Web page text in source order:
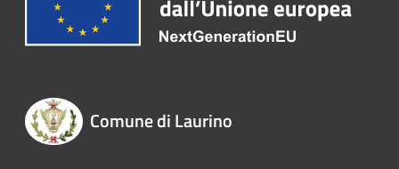
Comune di Laurino